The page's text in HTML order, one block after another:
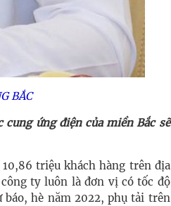
BẮC
ứng điện của miền Bắc sẽ
10,86 triệu khách hàng trên địa
ty luôn là đơn vị có tốc độ
báo, hè năm 2022, phụ tải trên